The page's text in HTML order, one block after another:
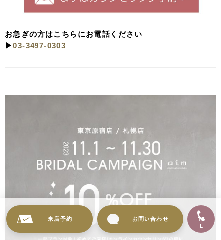
お急ぎの方はこちらにお電話ください
▶︎03-3497-0303
来店予約 お問い合わせ
TE
L